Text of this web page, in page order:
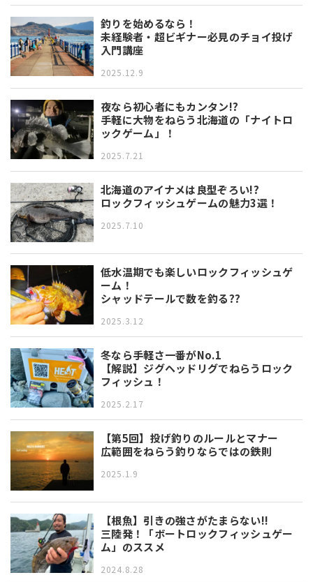
釣りを始めるなら！
未経験者・超ビギナー必見のチョイ投げ
入門講座
2025.12.9
夜なら初心者にもカンタン!?
手軽に大物をねらう北海道の「ナイトロ
ックゲーム」！
2025.7.21
北海道のアイナメは良型ぞろい!?
ロックフィッシュゲームの魅力3選！
2025.7.10
低水温期でも楽しいロックフィッシュゲ
ーム！
シャッドテールで数を釣る??
2025.3.12
冬なら手軽さ一番がNo.1
【解説】ジグヘッドリグでねらうロック
フィッシュ！
2025.2.17
【第5回】投げ釣りのルールとマナー
広範囲をねらう釣りならではの鉄則
2025.1.9
【根魚】引きの強さがたまらない!!
三陸発！「ボートロックフィッシュゲー
ム」のススメ
2024.8.28